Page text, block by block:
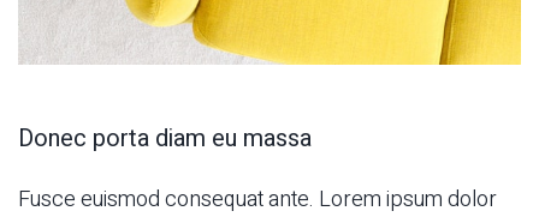
Donec porta diam eu massa
Fusce euismod consequat ante. Lorem ipsum dolor